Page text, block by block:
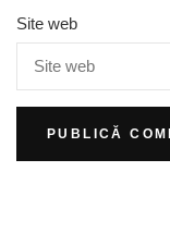
Site web